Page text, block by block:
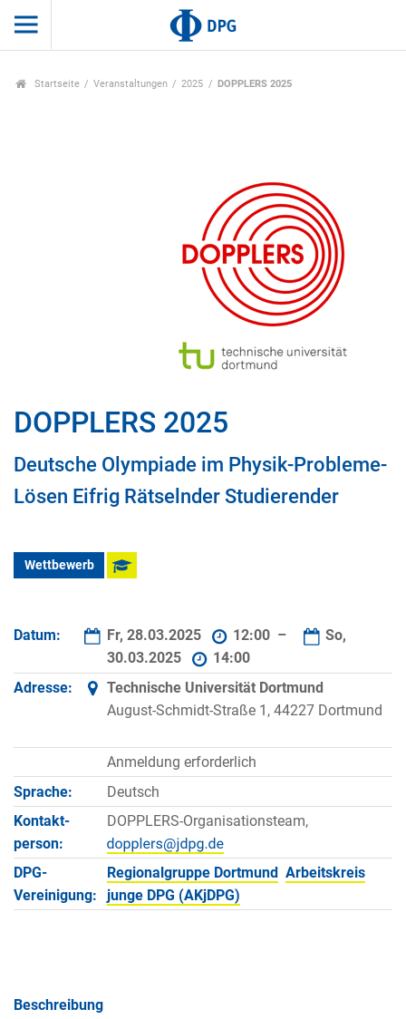
Startseite Veranstaltungen 2025 DOPPLERS 2025
DOPPLERS 2025
Deutsche Olympiade im Physik-Probleme-
Lösen Eifrig Rätselnder Studierender
Wettbewerb
Datum: Fr, 28.03.2025 12:00 –
So,
30.03.2025
14:00
Adresse:
Technische Universität Dortmund
August-Schmidt-Straße 1, 44227 Dortmund
Anmeldung erforderlich
Sprache:
Deutsch
Kontakt­
person:
DOPPLERS-Organisationsteam,
DPG-
Vereinigung:
Regionalgruppe Dortmund Arbeitskreis
junge DPG (AKjDPG)
Beschreibung